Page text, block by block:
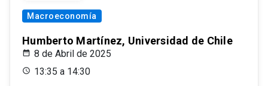
Macroeconomía
Humberto Martínez, Universidad de Chile
8 de Abril de 2025
13:35 a 14:30